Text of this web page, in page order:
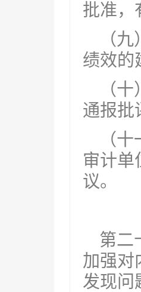
批准，
（
绩效的
（
通报批
（
审计单
议。
第二
加强对
发现问